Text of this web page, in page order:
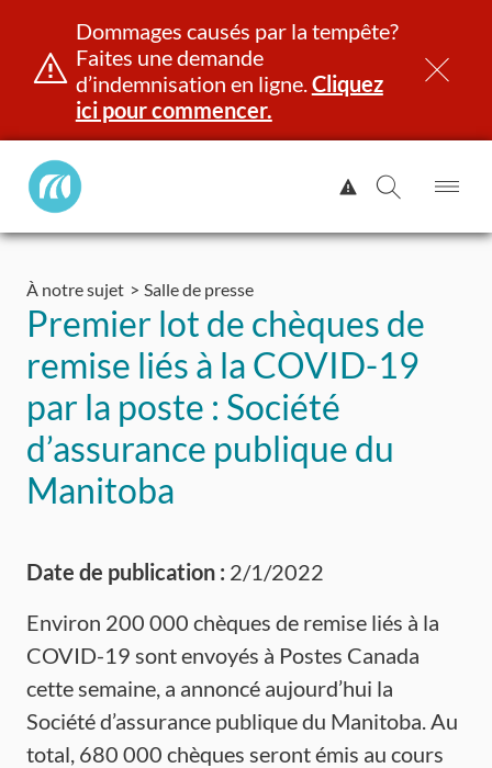
Aller
contenu
Dommages causés par la tempête?
Faites une demande
d’indemnisation en ligne.Cliquez
ici pour commencer.
Manitoba
Public
Afficher
l'alerte.
la
le
Immatriculation
À notre sujet Salle de presse
Premier lot de chèques de
remise liés à la COVID-19
par la poste : Société
d’assurance publique du
Manitoba
Date de publication : 2/1/2022
Environ 200 000 chèques de remise liés à la
COVID-19 sont envoyés à Postes Canada
cette semaine, a annoncé aujourd’hui la
Société d’assurance publique du Manitoba. Au
total, 680 000 chèques seront émis au cours